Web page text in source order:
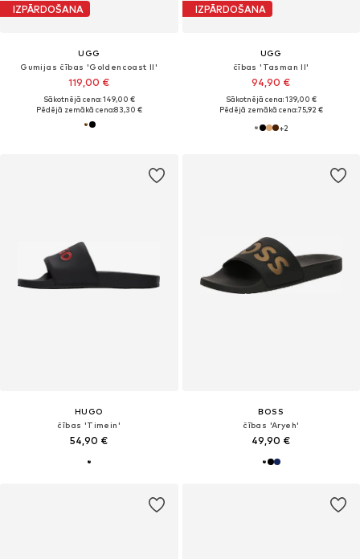
IZPĀRDOŠANA
UGG
Gumijas čības 'Goldencoast II'
119,00 €
Sākotnējā cena: 149,00 €
Pēdējā zemākā cena:83,30 €
IZPĀRDOŠANA
UGG
čības 'Tasman II'
94,90 €
Sākotnējā cena: 139,00 €
Pēdējā zemākā cena:75,92 €
+2
HUGO
čības 'Timein'
54,90 €
BOSS
čības 'Aryeh'
49,90 €